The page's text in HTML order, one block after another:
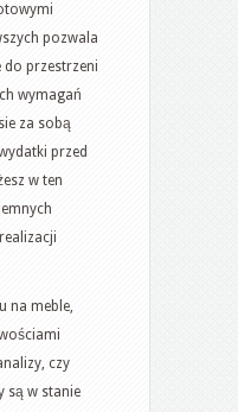
pozwala
do przestrzeni
wymagań
za sobą
przed
w ten
na meble,
czy
są w stanie